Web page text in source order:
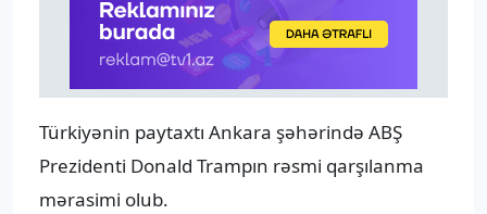
Türkiyənin paytaxtı Ankara şəhərində ABŞ
Prezidenti Donald Trampın rəsmi qarşılanma
mərasimi olub.